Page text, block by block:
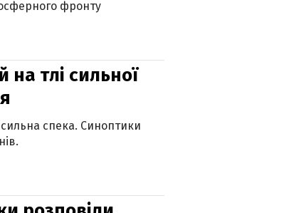
фронту
тлі сильної
спека. Синоптики